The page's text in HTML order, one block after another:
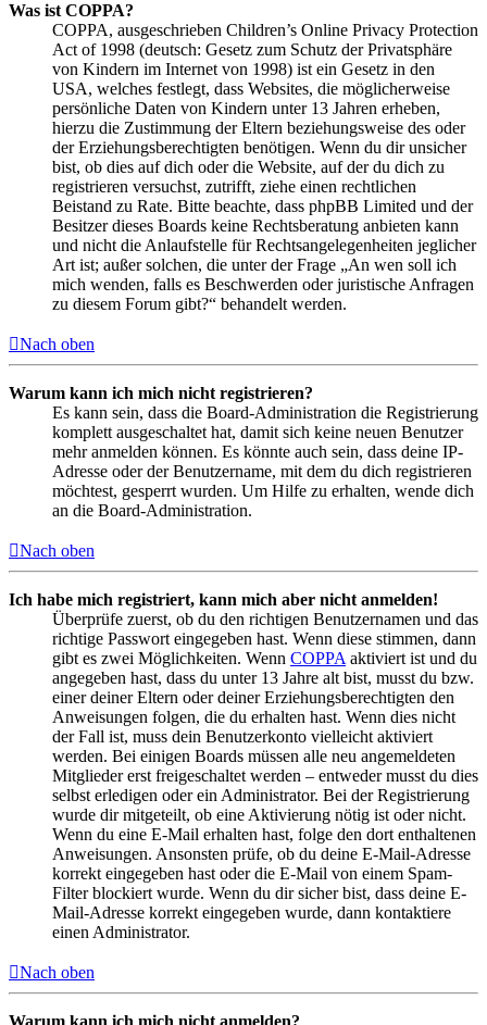
Was ist COPPA?
COPPA, ausgeschrieben Children’s Online Privacy Protection
Act of 1998 (deutsch: Gesetz zum Schutz der Privatsphäre
von Kindern im Internet von 1998) ist ein Gesetz in den
USA, welches festlegt, dass Websites, die möglicherweise
persönliche Daten von Kindern unter 13 Jahren erheben,
hierzu die Zustimmung der Eltern beziehungsweise des oder
der Erziehungsberechtigten benötigen. Wenn du dir unsicher
bist, ob dies auf dich oder die Website, auf der du dich zu
registrieren versuchst, zutrifft, ziehe einen rechtlichen
Beistand zu Rate. Bitte beachte, dass phpBB Limited und der
Besitzer dieses Boards keine Rechtsberatung anbieten kann
und nicht die Anlaufstelle für Rechtsangelegenheiten jeglicher
Art ist; außer solchen, die unter der Frage „An wen soll ich
mich wenden, falls es Beschwerden oder juristische Anfragen
zu diesem Forum gibt?“ behandelt werden.
Nach oben
Warum kann ich mich nicht registrieren?
Es kann sein, dass die Board-Administration die Registrierung
komplett ausgeschaltet hat, damit sich keine neuen Benutzer
mehr anmelden können. Es könnte auch sein, dass deine IP-
Adresse oder der Benutzername, mit dem du dich registrieren
möchtest, gesperrt wurden. Um Hilfe zu erhalten, wende dich
an die Board-Administration.
Nach oben
Ich habe mich registriert, kann mich aber nicht anmelden!
Überprüfe zuerst, ob du den richtigen Benutzernamen und das
richtige Passwort eingegeben hast. Wenn diese stimmen, dann
gibt es zwei Möglichkeiten. Wenn COPPA aktiviert ist und du
angegeben hast, dass du unter 13 Jahre alt bist, musst du bzw.
einer deiner Eltern oder deiner Erziehungsberechtigten den
Anweisungen folgen, die du erhalten hast. Wenn dies nicht
der Fall ist, muss dein Benutzerkonto vielleicht aktiviert
werden. Bei einigen Boards müssen alle neu angemeldeten
Mitglieder erst freigeschaltet werden – entweder musst du dies
selbst erledigen oder ein Administrator. Bei der Registrierung
wurde dir mitgeteilt, ob eine Aktivierung nötig ist oder nicht.
Wenn du eine E-Mail erhalten hast, folge den dort enthaltenen
Anweisungen. Ansonsten prüfe, ob du deine E-Mail-Adresse
korrekt eingegeben hast oder die E-Mail von einem Spam-
Filter blockiert wurde. Wenn du dir sicher bist, dass deine E-
Mail-Adresse korrekt eingegeben wurde, dann kontaktiere
einen Administrator.
Nach oben